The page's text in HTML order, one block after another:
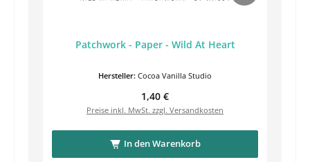
Patchwork - Paper - Wild At Heart
Hersteller: Cocoa Vanilla Studio
Regulärer Preis:
1,40 €
Preise inkl. MwSt. zzgl. Versandkosten
In den Warenkorb